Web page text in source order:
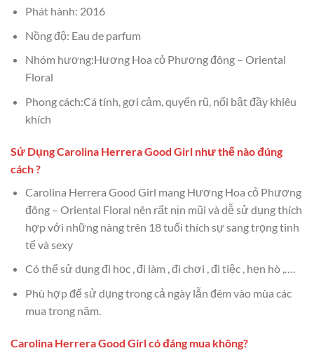
Phát hành: 2016
Nồng độ: Eau de parfum
Nhóm hương:Hương Hoa cỏ Phương đông – Oriental
Floral
Phong cách:Cá tính, gợi cảm, quyến rũ, nổi bật đầy khiêu
khích
Sử Dụng Carolina Herrera Good Girl như thế nào đúng
cách ?
Carolina Herrera Good Girl mang Hương Hoa cỏ Phương
đông – Oriental Floral nên rất nịn mũi và dễ sử dụng thích
hợp với những nàng trên 18 tuổi thích sự sang trọng tinh
tế và sexy
Có thể sử dụng đi học , đi làm , đi chơi , đi tiệc , hẹn hò ,….
Phù hợp để sử dụng trong cả ngày lẫn đêm vào mùa các
mua trong năm.
Carolina Herrera Good Girl có đáng mua không?